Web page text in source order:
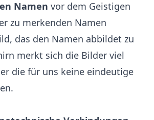
Namen vor dem Geistigen
zu merkenden Namen
das den Namen abbildet zu
merkt sich die Bilder viel
die für uns keine eindeutige